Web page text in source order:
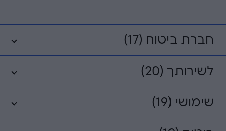
חברת ביטוח (17)
לשירותך (20)
שימושי (19)